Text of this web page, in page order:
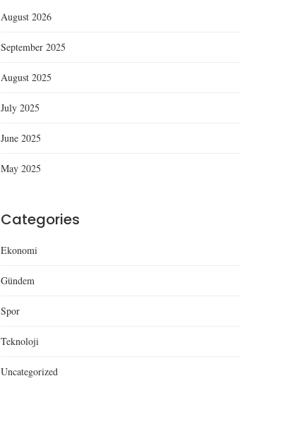
August 2026
September 2025
August 2025
July 2025
June 2025
May 2025
Categories
Ekonomi
Gündem
Spor
Teknoloji
Uncategorized